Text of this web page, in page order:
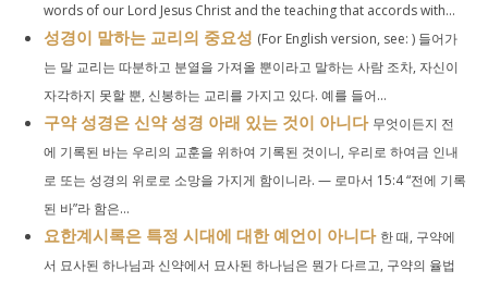
words of our Lord Jesus Christ and the teaching that accords with...
성경이 말하는 교리의 중요성 (For English version, see: ) 들어가
는 말 교리는 따분하고 분열을 가져올 뿐이라고 말하는 사람 조차, 자신이
자각하지 못할 뿐, 신봉하는 교리를 가지고 있다. 예를 들어...
구약 성경은 신약 성경 아래 있는 것이 아니다 무엇이든지 전
에 기록된 바는 우리의 교훈을 위하여 기록된 것이니, 우리로 하여금 인내
로 또는 성경의 위로로 소망을 가지게 함이니라. — 로마서 15:4 “전에 기록
된 바”라 함은...
요한계시록은 특정 시대에 대한 예언이 아니다 한 때, 구약에
서 묘사된 하나님과 신약에서 묘사된 하나님은 뭔가 다르고, 구약의 율법